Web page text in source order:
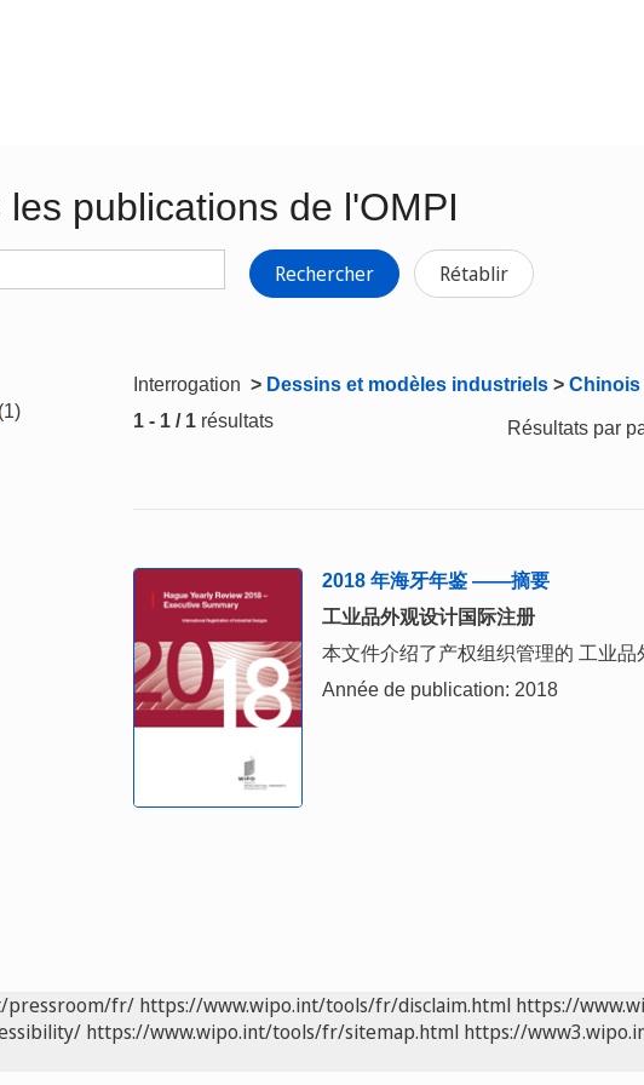
publications de l'OMPI
Rechercher Rétablir
(1)
Interrogation > Dessins et modèles industriels > Chinois
1 - 1 / 1 résultats Résultats par
2018 年海牙年鉴 ——摘要
工业品外观设计国际注册
本文件介绍了产权组织管理的 工业品
Année de publication: 2018
pressroom/fr/ https://www.wipo.int/tools/fr/disclaim.html https://
https://www.wipo.int/tools/fr/sitemap.html https://